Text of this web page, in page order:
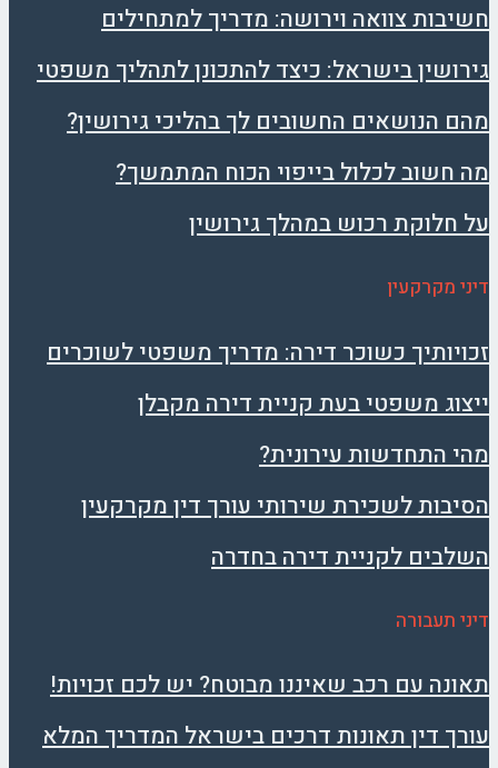
חשיבות צוואה וירושה: מדריך למתחילים
גירושין בישראל: כיצד להתכונן לתהליך משפטי
מהם הנושאים החשובים לך בהליכי גירושין?
מה חשוב לכלול בייפוי הכוח המתמשך?
על חלוקת רכוש במהלך גירושין
דיני מקרקעין
זכויותיך כשוכר דירה: מדריך משפטי לשוכרים
ייצוג משפטי בעת קניית דירה מקבלן
מהי התחדשות עירונית?
הסיבות לשכירת שירותי עורך דין מקרקעין
השלבים לקניית דירה בחדרה
דיני תעבורה
תאונה עם רכב שאיננו מבוטח? יש לכם זכויות!
עורך דין תאונות דרכים בישראל המדריך המלא